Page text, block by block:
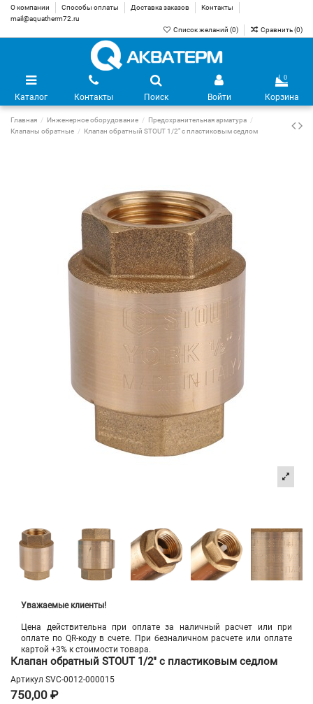
О компании Способы оплаты Доставка заказов
Контакты
mail@aquatherm72.ru
Список желаний (0) Сравнить (0)
Каталог Контакты Поиск Войти
0
Корзина
Главная Инженерное оборудование
Предохранительная арматура
Клапаны обратные
Клапан обратный STOUT 1/2" с пластиковым седлом
Уважаемые клиенты!
Цена действительна при оплате за наличный расчет или при
оплате по QR-коду в счете. При безналичном расчете или оплате
картой +3% к стоимости товара.
Клапан обратный STOUT 1/2" с пластиковым седлом
Артикул SVC-0012-000015
750,00 ₽